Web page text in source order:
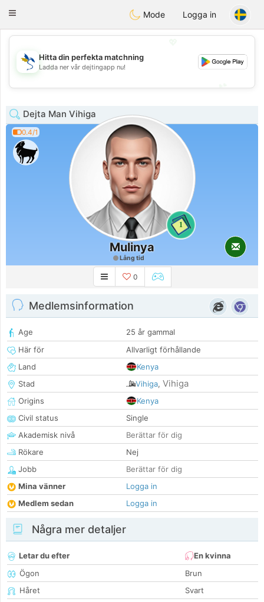
SvenskaDating
Toggle
Mode Logga in
💖
💕
Hitta din perfekta matchning
Ladda ner vår dejtingapp nu!
Dejta Man Vihiga
0.4/1
1
Mulinya
Lång tid
0
Medlemsinformation
Age
25 år gammal
Här för
Allvarligt förhållande
Land
Kenya
Stad
Vihiga, Vihiga
Origins
Kenya
Civil status
Single
Akademisk nivå
Berättar för dig
Rökare
Nej
Jobb
Berättar för dig
Mina vänner
Logga in
Medlem sedan
Logga in
Några mer detaljer
Letar du efter
En kvinna
Ögon
Brun
Håret
Svart